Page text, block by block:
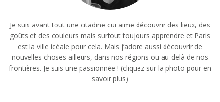
Je suis avant tout une citadine qui aime découvrir des lieux, des
goûts et des couleurs mais surtout toujours apprendre et Paris
est la ville idéale pour cela. Mais j’adore aussi découvrir de
nouvelles choses ailleurs, dans nos régions ou au-delà de nos
frontières. Je suis une passionnée ! (cliquez sur la photo pour en
savoir plus)